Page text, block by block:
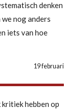
denken
nog anders
iets van hoe
19 februari
hebben op